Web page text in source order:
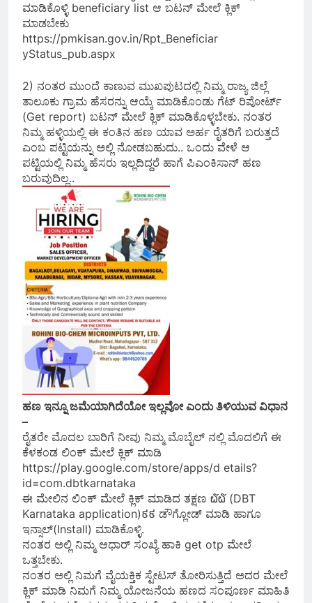
ಮಾಡಿಕೊಳ್ಳಿ beneficiary list ಆ ಬಟನ್ ಮೇಲೆ ಕ್ಲಿಕ್
ಮಾಡಬೇಕು
https://pmkisan.gov.in/Rpt_Beneficiar
yStatus_pub.aspx
2) ನಂತರ ಮುಂದೆ ಕಾಣುವ ಮುಖಪುಟದಲ್ಲಿ ನಿಮ್ಮ ರಾಜ್ಯ ಜಿಲ್ಲೆ
ತಾಲೂಕು ಗ್ರಾಮ ಹೆಸರನ್ನು ಆಯ್ಕೆ ಮಾಡಿಕೊಂಡು ಗೆಟ್ ರಿಪೋರ್ಟ್‌
(Get report) ಬಟನ್ ಮೇಲೆ ಕ್ಲಿಕ್ ಮಾಡಿಕೊಳ್ಳಬೇಕು. ನಂತರ
ನಿಮ್ಮ ಹಳ್ಳಿಯಲ್ಲಿ ಈ ಕಂತಿನ ಹಣ ಯಾವ ಅರ್ಹ ರೈತರಿಗೆ ಬರುತ್ತದೆ
ಎಂಬ ಪಟ್ಟಿಯನ್ನು ಅಲ್ಲಿ ನೋಡಬಹುದು.. ಒಂದು ವೇಳೆ ಆ
ಪಟ್ಟಿಯಲ್ಲಿ ನಿಮ್ಮ ಹೆಸರು ಇಲ್ಲದಿದ್ದರೆ ಹಾಗೆ ಪಿಎಂಕಿಸಾನ್ ಹಣ
ಬರುವುದಿಲ್ಲ..
ಹಣ ಇನ್ನೂ ಜಮೆಯಾಗಿದೆಯೋ ಇಲ್ಲವೋ ಎಂದು ತಿಳಿಯುವ ವಿಧಾನ
–
ರೈತರೇ ಮೊದಲ ಬಾರಿಗೆ ನೀವು ನಿಮ್ಮ ಮೊಬೈಲ್ ನಲ್ಲಿ ಮೊದಲಿಗೆ ಈ
ಕೆಳಕಂಡ ಲಿಂಕ್ ಮೇಲೆ ಕ್ಲಿಕ್ ಮಾಡಿ
https://play.google.com/store/apps/d etails?
id=com.dbtkarnataka
ಈ ಮೇಲಿನ ಲಿಂಕ್ ಮೇಲೆ ಕ್ಲಿಕ್ ಮಾಡಿದ ತಕ್ಷಣ ໖໖ (DBT
Karnataka application)៩៩ ಡೌಗ್ಲೋಡ್ ಮಾಡಿ ಹಾಗೂ
ಇನ್ಸಾಲ್(Install) ಮಾಡಿಕೊಳ್ಳಿ.
ನಂತರ ಅಲ್ಲಿ ನಿಮ್ಮ ಆಧಾರ್ ಸಂಖ್ಯೆ ಹಾಕಿ get otp ಮೇಲೆ
ಒತ್ತಬೇಕು.
ನಂತರ ಅಲ್ಲಿ ನಿಮಗೆ ವೈಯಕ್ತಿಕ ಸ್ಟೇಟಸ್ ತೋರಿಸುತ್ತಿದೆ ಅದರ ಮೇಲೆ
ಕ್ಲಿಕ್ ಮಾಡಿ ನಿಮಗೆ ನಿಮ್ಮ ಯೋಜನೆಯ ಹಣದ ಸಂಪೂರ್ಣ ಮಾಹಿತಿ